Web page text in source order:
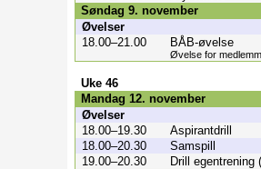
Søndag 9. november
Øvelser
18.00–21.00
BÅB-øvelse
Øvelse for
Uke 46
Mandag 12. november
Øvelser
18.00–19.30
Aspirantdrill
18.00–20.30
Samspill
19.00–20.30
Drill egentrening